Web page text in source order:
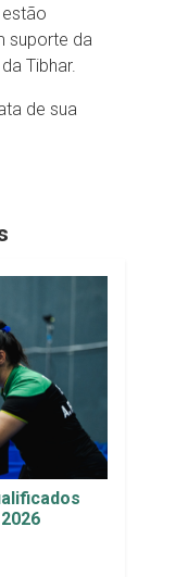
suporte da
Tibhar.
de sua